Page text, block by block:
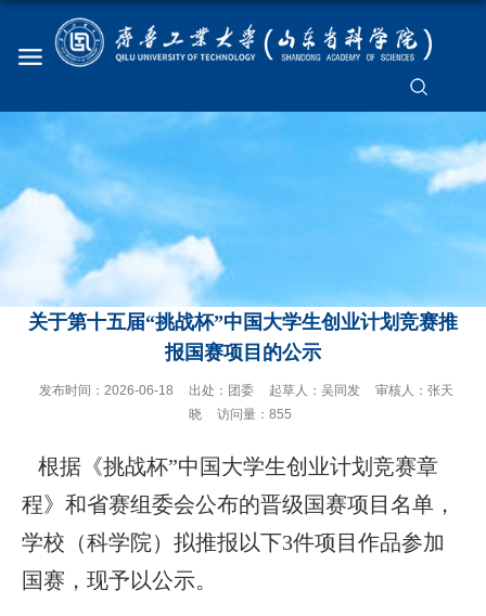
关于第十五届“挑战杯”中国大学生创业计划竞赛推
报国赛项目的公示
发布时间： 2026-06-18 出处： 团委 起草人： 吴同发 审核人： 张天
晓
访问量： 855
根据《挑战杯”中国大学生创业计划竞赛章
程》和省赛组委会公布的晋级国赛项目名单，
学校（科学院）拟推报以下3件项目作品参加
国赛，现予以公示。